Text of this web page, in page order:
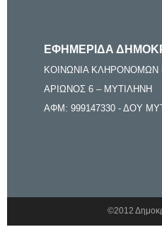
ΕΦΗΜΕΡΙΔΑ
ΚΟΙΝΩΝΙΑ ΚΛΗΡΟΝΟΜΩΝ
ΑΡΙΩΝΟΣ 6 – ΜΥΤΙΛΗΝΗ
ΑΦΜ: 999147330 - ΔΟΥ
©2012